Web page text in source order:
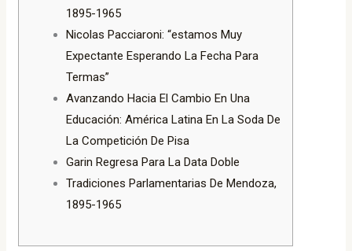
1895-1965
Nicolas Pacciaroni: “estamos Muy
Expectante Esperando La Fecha Para
Termas”
Avanzando Hacia El Cambio En Una
Educación: América Latina En La Soda De
La Competición De Pisa
Garin Regresa Para La Data Doble
Tradiciones Parlamentarias De Mendoza,
1895-1965